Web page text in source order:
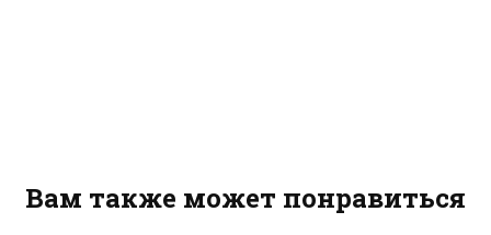
Вам также может понравиться